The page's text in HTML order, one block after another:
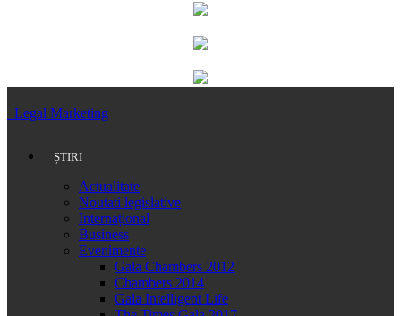
Legal Marketing
ȘTIRI
Actualitate
Noutati legislative
Internațional
Business
Evenimente
Gala Chambers 2012
Chambers 2014
Gala Intelligent Life